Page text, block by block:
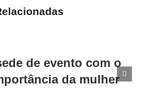
de evento com o
da mulher